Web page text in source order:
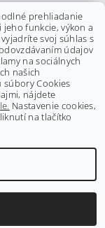
DETAIL
nastavenie cookies
prehliadanie
funkcie, výkon a
vyjadríte svoj súhlas s
údajov
na sociálnych
našich
súbory Cookies
nájdete
Nastavenie cookies,
na tlačítko